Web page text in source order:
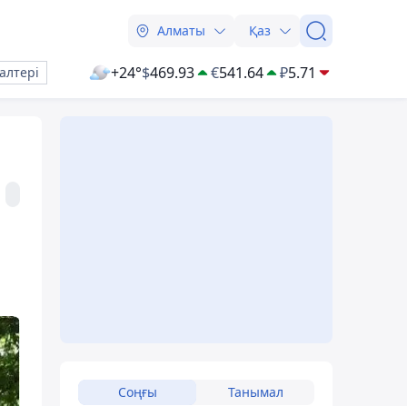
Алматы Қаз
+24°$469.93 €541.64 ₽5.71
Соңғы Танымал